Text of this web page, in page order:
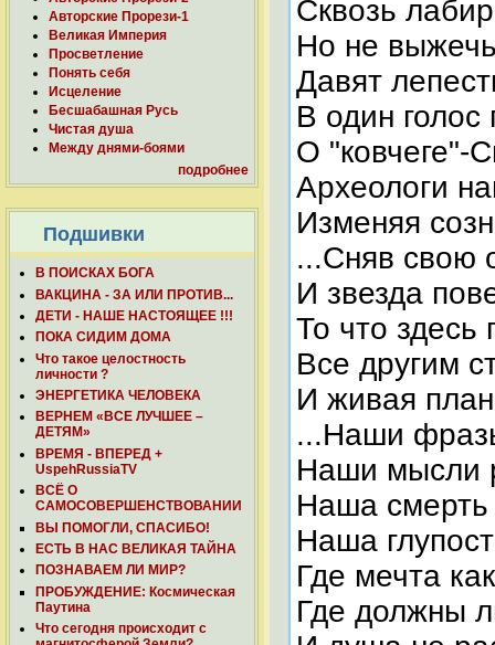
Авторские Прорези-1
Великая Империя
Просветление
Понять себя
Исцеление
Бесшабашная Русь
Чистая душа
Между днями-боями
подробнее
Подшивки
В ПОИСКАХ БОГА
ВАКЦИНА - ЗА ИЛИ ПРОТИВ...
ДЕТИ - НАШЕ НАСТОЯЩЕЕ !!!
ПОКА СИДИМ ДОМА
Что такое целостность
личности ?
ЭНЕРГЕТИКА ЧЕЛОВЕКА
ВЕРНЕМ «ВСЕ ЛУЧШЕЕ –
ДЕТЯМ»
ВРЕМЯ - ВПЕРЕД +
UspehRussiaTV
ВСЁ О
САМОСОВЕРШЕНСТВОВАНИИ
ВЫ ПОМОГЛИ, СПАСИБО!
ЕСТЬ В НАС ВЕЛИКАЯ ТАЙНА
ПОЗНАВАЕМ ЛИ МИР?
ПРОБУЖДЕНИЕ: Космическая
Паутина
Что сегодня происходит с
Сквозь
Но не
Давят
В один голос
О "ковчеге"-
Археологи
Изменяя
...Сняв свою
И звезда
То что здесь
Все другим
И живая
...Наши
Наши мысли
Наша смерть
Наша
Где мечта
Где должны